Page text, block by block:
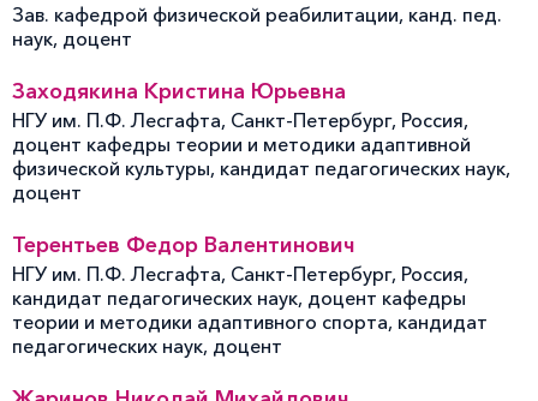
Зав. кафедрой физической реабилитации, канд. пед.
наук, доцент
Заходякина Кристина Юрьевна
НГУ им. П.Ф. Лесгафта, Санкт-Петербург, Россия,
доцент кафедры теории и методики адаптивной
физической культуры, кандидат педагогических наук,
доцент
Терентьев Федор Валентинович
НГУ им. П.Ф. Лесгафта, Санкт-Петербург, Россия,
кандидат педагогических наук, доцент кафедры
теории и методики адаптивного спорта, кандидат
педагогических наук, доцент